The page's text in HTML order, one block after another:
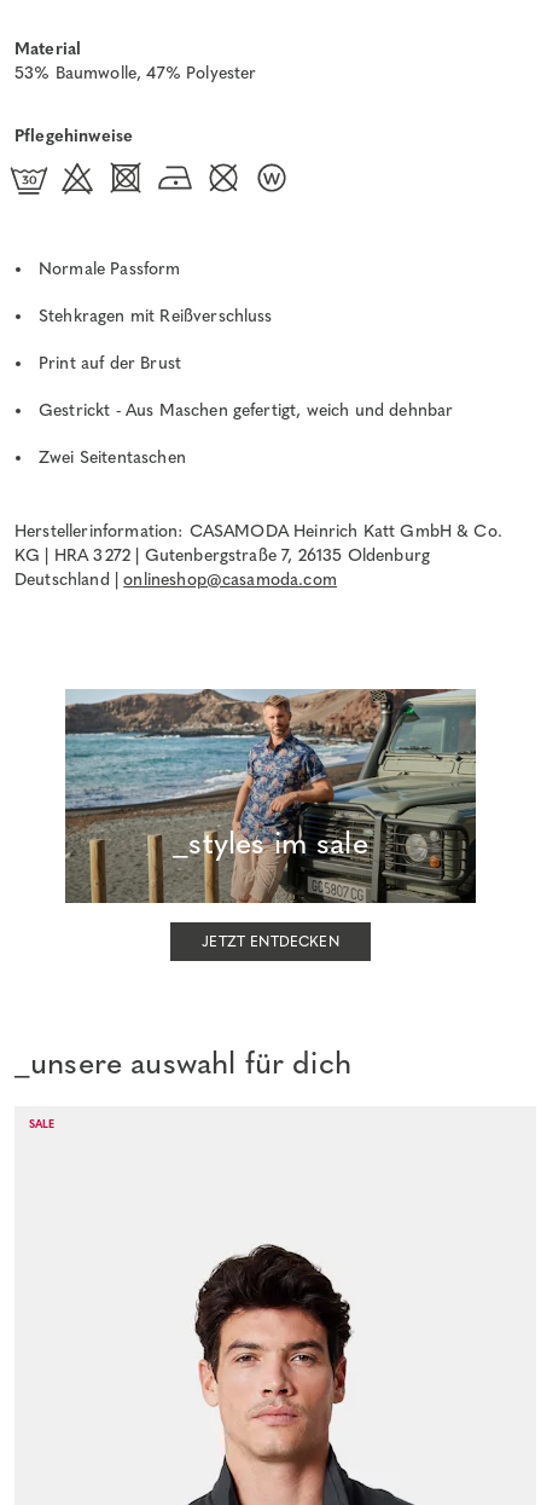
Material
53% Baumwolle, 47% Polyester
Pflegehinweise
Normale Passform
Stehkragen mit Reißverschluss
Print auf der Brust
Gestrickt - Aus Maschen gefertigt, weich und dehnbar
Zwei Seitentaschen
Herstellerinformation: CASAMODA Heinrich Katt GmbH & Co.
KG | HRA 3272 | Gutenbergstraße 7, 26135 Oldenburg
Deutschland |onlineshop@casamoda.com
_styles im sale
JETZT ENTDECKEN
_unsere auswahl für dich
SALE